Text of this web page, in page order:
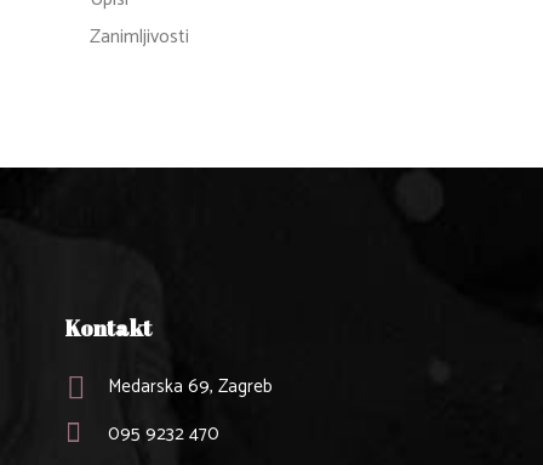
Zanimljivosti
Kontakt
Medarska 69, Zagreb
095 9232 470